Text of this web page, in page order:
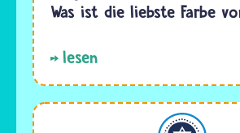
Was ist die liebste Farbe
lesen
Judentum